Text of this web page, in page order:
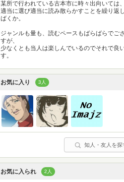
某所で行われている古本市に時々出向いては、
適当に選び適当に読み散らかすことを繰り返
ばくか。
ジャンルも量も、読むペースもばらばらでご
すが、
少なくとも当人は楽しんでいるのでそれで良
す。
お気に入り 3人
知人・友人を探
お気に入られ 2人